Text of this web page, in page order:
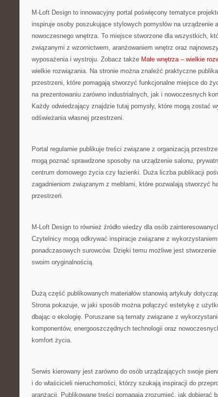
M-Loft Design to innowacyjny portal poświęcony tematyce
inspiruje osoby poszukujące stylowych pomysłów na urządzenie
nowoczesnego wnętrza. To miejsce stworzone dla wszystkich,
związanymi z wzornictwem, aranżowaniem wnętrz oraz
wyposażenia i wystroju. Zobacz także Małe wnętrza – wielkie
wielkie rozwiązania. Na stronie można znaleźć praktyczne
przestrzeni, które pomagają stworzyć funkcjonalne miejsce do
na prezentowaniu zarówno industrialnych, jak i nowoczesnych
Każdy odwiedzający znajdzie tutaj pomysły, które mogą zostać
odświeżania własnej przestrzeni.
Portal regularnie publikuje treści związane z organizacją
mogą poznać sprawdzone sposoby na urządzenie salonu,
centrum domowego życia czy łazienki. Duża liczba publikacji
zagadnieniom związanym z meblami, które pozwalają stworzyć
przestrzeń.
M-Loft Design to również źródło wiedzy dla osób
Czytelnicy mogą odkrywać inspiracje związane z wykorzystaniem
ponadczasowych surowców. Dzięki temu możliwe jest
swoim oryginalnością.
Dużą część publikowanych materiałów stanowią artykuły
Strona pokazuje, w jaki sposób można połączyć estetykę z
dbając o ekologię. Poruszane są tematy związane z
komponentów, energooszczędnych technologii oraz
komfort życia.
Serwis kierowany jest zarówno do osób urządzających swoje
i do właścicieli nieruchomości, którzy szukają inspiracji do
aranżacji. Publikowane treści pomagają zrozumieć, jak dobierać